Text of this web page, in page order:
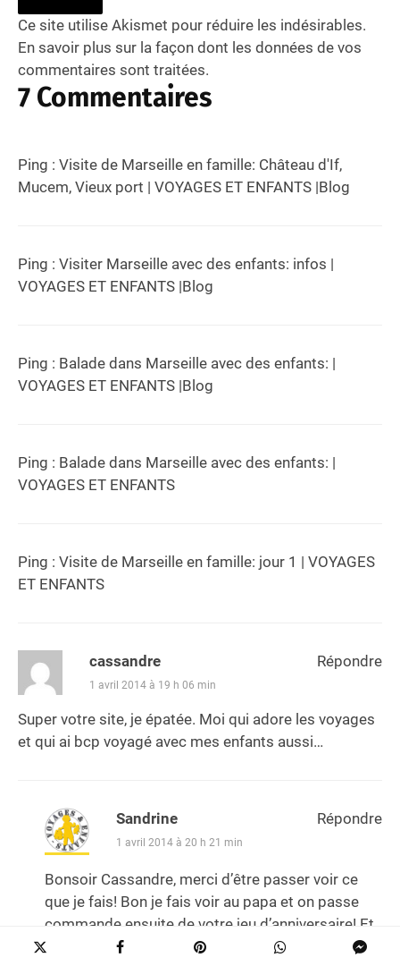
Ce site utilise Akismet pour réduire les indésirables.
En savoir plus sur la façon dont les données de vos
commentaires sont traitées.
7 Commentaires
Ping : Visite de Marseille en famille: Château d'If,
Mucem, Vieux port | VOYAGES ET ENFANTS |Blog
Ping : Visiter Marseille avec des enfants: infos |
VOYAGES ET ENFANTS |Blog
Ping : Balade dans Marseille avec des enfants: |
VOYAGES ET ENFANTS |Blog
Ping : Balade dans Marseille avec des enfants: |
VOYAGES ET ENFANTS
Ping : Visite de Marseille en famille: jour 1 | VOYAGES
ET ENFANTS
cassandre
1 avril 2014 à 19 h 06 min
Super votre site, je épatée. Moi qui adore les voyages
et qui ai bcp voyagé avec mes enfants aussi…
Répondre
Sandrine
1 avril 2014 à 20 h 21 min
Bonsoir Cassandre, merci d’être passer voir ce
que je fais! Bon je fais voir au papa et on passe
commande ensuite de votre jeu d’anniversaire! Et
oui la papa s’amuse autant que les enfants
Répondre